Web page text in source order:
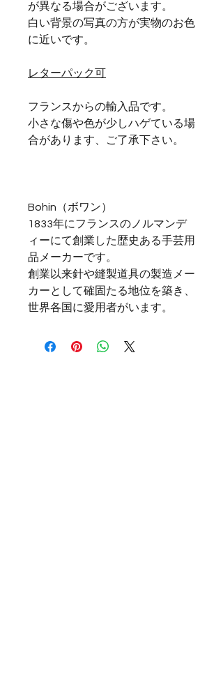
が異なる場合がございます。
白い背景の写真の方が実物のお色
に近いです。
レターパック可
フランスからの輸入品です。
小さな傷や色が少しハゲている場
合があります、ご了承下さい。
Bohin（ボワン）
1833年にフランスのノルマンデ
ィーにて創業した歴史ある手芸用
品メーカーです。
創業以来針や縫製道具の製造メー
カーとして確固たる地位を築き、
世界各国に愛用者がいます。